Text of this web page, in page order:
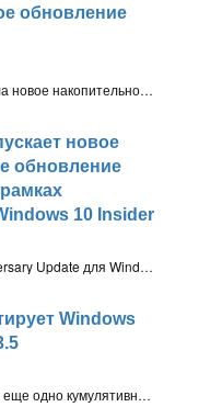
обновление
Microsoft выпустила новое накопительное обновление для инсайдерской сборки Windows 10, за несколько часов до того, как юбилейное обновление Windows 10 Anniversary Update станет доступно для всех пользователей
новое
обновление
10 Insider
Разработка Anniversary Update для Windows 10 практически завершена, и Редмонд представляет новое кумулятивное обновление для инсайдеров, которое изменяет версию системы до 14393.5
Windows
Microsoft выпустит еще одно кумулятивное обновление Windows 10 build 14393.5 до релиза Anniversary Update